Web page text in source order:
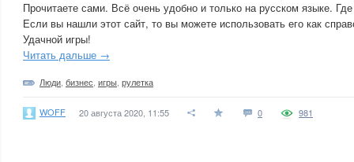
Прочитаете сами. Всё очень удобно и только на русском языке.
Если вы нашли этот сайт, то вы можете использовать его как
Удачной игры!
Читать дальше →
Люди бизнес игры рулетка
WOFF 20 августа 2020, 11:55 0 981